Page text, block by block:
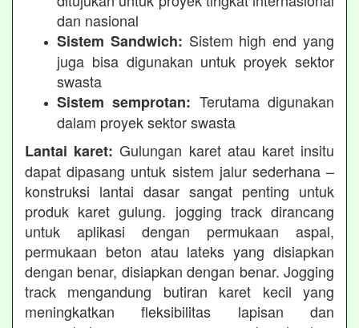
dan nasional
Sistem Sandwich: Sistem high end yang
juga bisa digunakan untuk proyek sektor
swasta
Sistem semprotan: Terutama digunakan
dalam proyek sektor swasta
Lantai karet: Gulungan karet atau karet insitu
dapat dipasang untuk sistem jalur sederhana –
konstruksi lantai dasar sangat penting untuk
produk karet gulung. jogging track dirancang
untuk aplikasi dengan permukaan aspal,
permukaan beton atau lateks yang disiapkan
dengan benar, disiapkan dengan benar. Jogging
track mengandung butiran karet kecil yang
meningkatkan fleksibilitas lapisan dan